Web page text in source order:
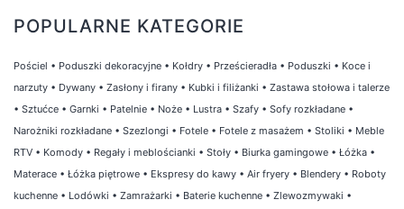
POPULARNE KATEGORIE
Pościel • Poduszki dekoracyjne • Kołdry • Prześcieradła • Poduszki • Koce i
narzuty • Dywany • Zasłony i firany • Kubki i filiżanki • Zastawa stołowa i talerze
• Sztućce • Garnki • Patelnie • Noże • Lustra • Szafy • Sofy rozkładane •
Narożniki rozkładane • Szezlongi • Fotele • Fotele z masażem • Stoliki • Meble
RTV • Komody • Regały i meblościanki • Stoły • Biurka gamingowe • Łóżka •
Materace • Łóżka piętrowe • Ekspresy do kawy • Air fryery • Blendery • Roboty
kuchenne • Lodówki • Zamrażarki • Baterie kuchenne • Zlewozmywaki •